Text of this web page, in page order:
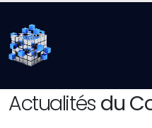
Actualités du